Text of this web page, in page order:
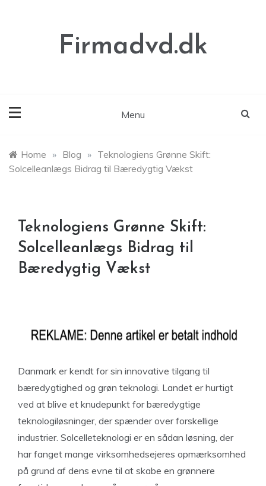
Firmadvd.dk
Menu
Home » Blog » Teknologiens Grønne Skift:
Solcelleanlægs Bidrag til Bæredygtig Vækst
Teknologiens Grønne Skift:
Solcelleanlægs Bidrag til
Bæredygtig Vækst
Danmark er kendt for sin innovative tilgang til
bæredygtighed og grøn teknologi. Landet er hurtigt
ved at blive et knudepunkt for bæredygtige
teknologiløsninger, der spænder over forskellige
industrier. Solcelleteknologi er en sådan løsning, der
har fanget mange virksomhedsejeres opmærksomhed
på grund af dens evne til at skabe en grønnere